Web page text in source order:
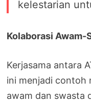
kelestarian
Kolaborasi Awam-
Kerjasama antara
ini menjadi contoh
awam dan swasta